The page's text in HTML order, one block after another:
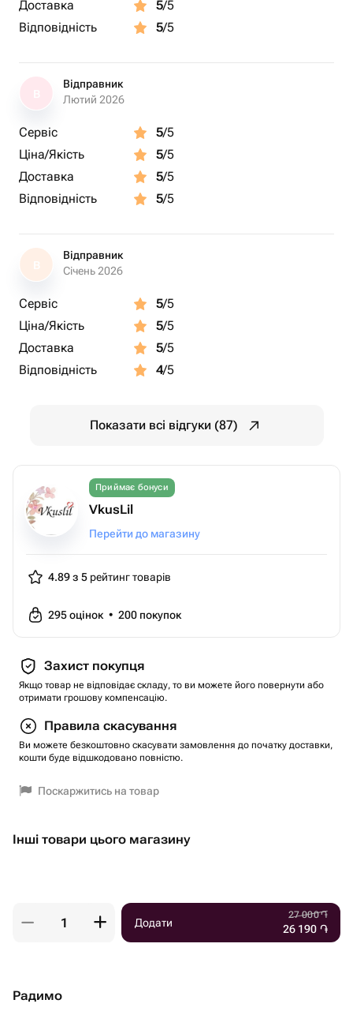
Доставка 5/5
Відповідність
5/5
Відправник
Лютий 2026
Сервіс 5/5
Ціна/Якість
5/5
Доставка
5/5
Відповідність
5/5
В
Відправник
Січень 2026
Сервіс 5/5
Ціна/Якість
5/5
Доставка
5/5
Відповідність
4/5
Показати всі відгуки (87)
Приймає бонуси
VkusLil
Перейти до магазину
4.89 з 5 рейтинг товарів
295оцінок • 200 покупок
Захист покупця
Якщо товар не відповідає складу, то ви можете його повернути або
отримати грошову компенсацію.
Правила скасування
Ви можете безкоштовно скасувати замовлення до початку доставки,
кошти буде відшкодовано повністю.
Поскаржитись на товар
Інші товари цього магазину
Додати
27 000֏
26 190 ֏
Радимо